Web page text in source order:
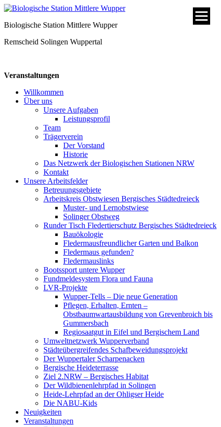
Biologische Station Mittlere Wupper
Remscheid Solingen Wuppertal
Veranstaltungen
Willkommen
Über uns
Unsere Aufgaben
Leistungsprofil
Team
Trägerverein
Der Vorstand
Historie
Das Netzwerk der Biologischen Stationen NRW
Kontakt
Unsere Arbeitsfelder
Betreuungsgebiete
Arbeitskreis Obstwiesen Bergisches Städtedreieck
Muster- und Lernobstwiese
Solinger Obstweg
Runder Tisch Fledertierschutz Bergisches Städtedreieck
Bauökologie
Fledermausfreundlicher Garten und Balkon
Fledermaus gefunden?
Fledermauslinks
Bootssport untere Wupper
Fundmeldesystem Flora und Fauna
LVR-Projekte
Wupper-Tells – Die neue Generation
Pflegen, Erhalten, Ernten –
Obstbaumwartausbildung von Grevenbroich bis
Gummersbach
Regiosaatgut in Eifel und Bergischem Land
Umweltnetzwerk Wupperverband
Städteübergreifendes Schafbeweidungsprojekt
Der Wuppertaler Scharpenacken
Bergische Heideterrasse
Ziel 2.NRW – Bergisches Habitat
Der Wildbienenlehrpfad in Solingen
Heide-Lehrpfad an der Ohligser Heide
Die NABU-Kids
Neuigkeiten
Veranstaltungen